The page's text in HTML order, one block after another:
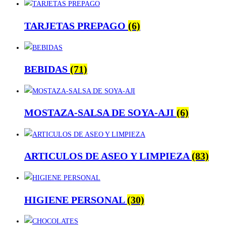
TARJETAS PREPAGO (6)
BEBIDAS (71)
MOSTAZA-SALSA DE SOYA-AJI (6)
ARTICULOS DE ASEO Y LIMPIEZA(83)
HIGIENE PERSONAL(30)